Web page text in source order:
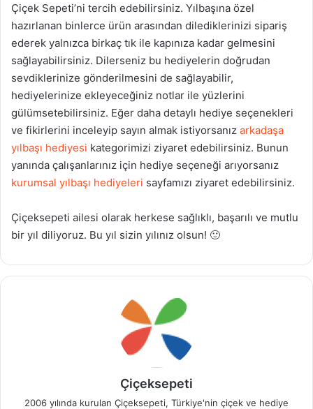
Çiçek Sepeti’ni tercih edebilirsiniz. Yılbaşına özel
hazırlanan binlerce ürün arasından dilediklerinizi sipariş
ederek yalnızca birkaç tık ile kapınıza kadar gelmesini
sağlayabilirsiniz. Dilerseniz bu hediyelerin doğrudan
sevdiklerinize gönderilmesini de sağlayabilir,
hediyelerinize ekleyeceğiniz notlar ile yüzlerini
gülümsetebilirsiniz. Eğer daha detaylı hediye seçenekleri
ve fikirlerini inceleyip sayın almak istiyorsanız arkadaşa
yılbaşı hediyesi kategorimizi ziyaret edebilirsiniz. Bunun
yanında çalışanlarınız için hediye seçeneği arıyorsanız
kurumsal yılbaşı hediyeleri sayfamızı ziyaret edebilirsiniz.
Çiçeksepeti ailesi olarak herkese sağlıklı, başarılı ve mutlu
bir yıl diliyoruz. Bu yıl sizin yılınız olsun! 🙂
Çiçeksepeti
2006 yılında kurulan Çiçeksepeti, Türkiye'nin çiçek ve hediye